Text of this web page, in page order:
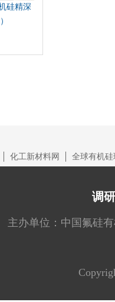
硅精深
化工新材料网 全球有机硅
调
主办单位：中国氟硅